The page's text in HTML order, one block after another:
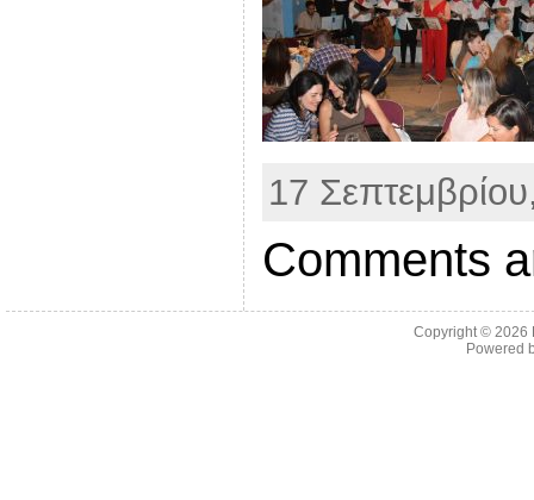
17
Comments
Copyright © 2026
Powered